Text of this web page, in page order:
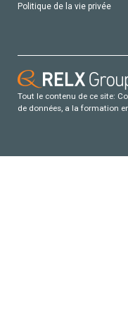
Politique de la vie privée
Tout le contenu de ce site:
de données, a la formation